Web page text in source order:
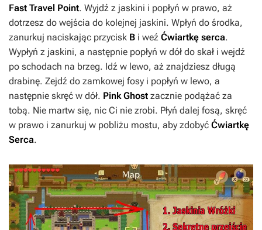
Fast Travel Point. Wyjdź z jaskini i popłyń w prawo, aż
dotrzesz do wejścia do kolejnej jaskini. Wpłyń do środka,
zanurkuj naciskając przycisk B i weź Ćwiartkę serca.
Wypłyń z jaskini, a następnie popłyń w dół do skał i wejdź
po schodach na brzeg. Idź w lewo, aż znajdziesz długą
drabinę. Zejdź do zamkowej fosy i popłyń w lewo, a
następnie skręć w dół. Pink Ghost zacznie podążać za
tobą. Nie martw się, nic Ci nie zrobi. Płyń dalej fosą, skręć
w prawo i zanurkuj w pobliżu mostu, aby zdobyć Ćwiartkę
Serca.